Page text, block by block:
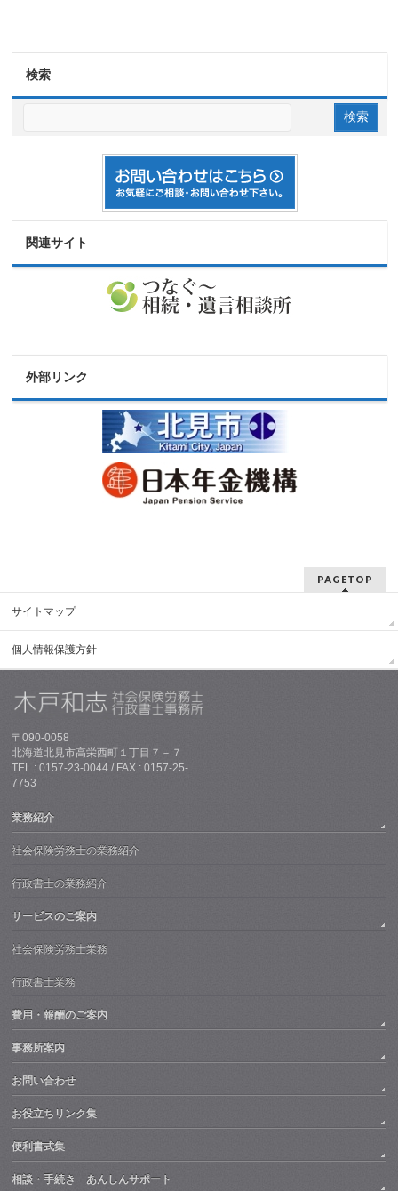
検索
関連サイト
外部リンク
PAGETOP
サイトマップ
個人情報保護方針
〒090-0058
北海道北見市高栄西町１丁目７－７
TEL : 0157-23-0044 / FAX : 0157-25-
7753
業務紹介
社会保険労務士の業務紹介
行政書士の業務紹介
サービスのご案内
社会保険労務士業務
行政書士業務
費用・報酬のご案内
事務所案内
お問い合わせ
お役立ちリンク集
便利書式集
相談・手続き あんしんサポート